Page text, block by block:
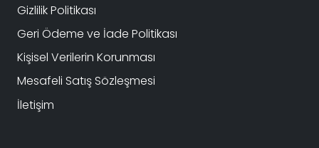
Gizlilik Politikası
Geri Ödeme ve İade Politikası
Kişisel Verilerin Korunması
Mesafeli Satış Sözleşmesi
İletişim